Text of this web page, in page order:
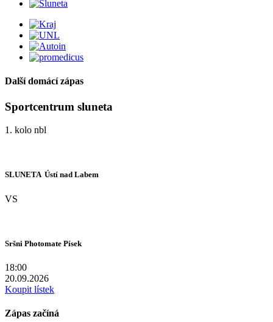
Další domácí zápas
Sportcentrum sluneta
1. kolo nbl
SLUNETA  Ústí nad Labem
VS
Sršni Photomate Písek
18:00
20.09.2026
Koupit lístek
Zápas začíná